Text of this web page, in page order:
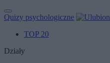
Quizy psychologiczne
TOP 20
Działy